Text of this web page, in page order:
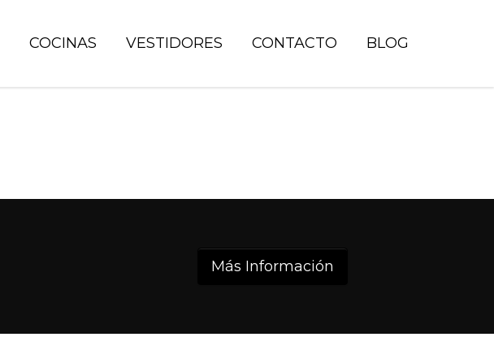
COCINAS VESTIDORES CONTACTO BLOG
Más Información